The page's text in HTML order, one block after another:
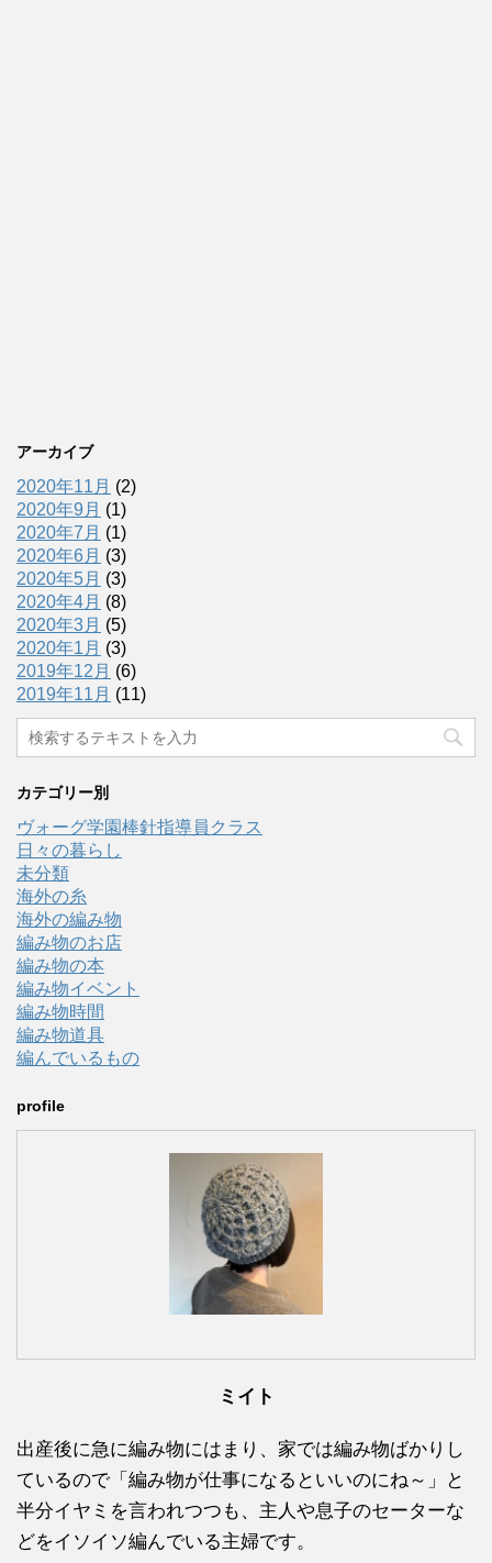
アーカイブ
2020年11月 (2)
2020年9月 (1)
2020年7月 (1)
2020年6月 (3)
2020年5月 (3)
2020年4月 (8)
2020年3月 (5)
2020年1月 (3)
2019年12月 (6)
2019年11月 (11)
カテゴリー別
ヴォーグ学園棒針指導員クラス
日々の暮らし
未分類
海外の糸
海外の編み物
編み物のお店
編み物の本
編み物イベント
編み物時間
編み物道具
編んでいるもの
profile
ミイト
出産後に急に編み物にはまり、家では編み物ばかりし
ているので「編み物が仕事になるといいのにね～」と
半分イヤミを言われつつも、主人や息子のセーターな
どをイソイソ編んでいる主婦です。